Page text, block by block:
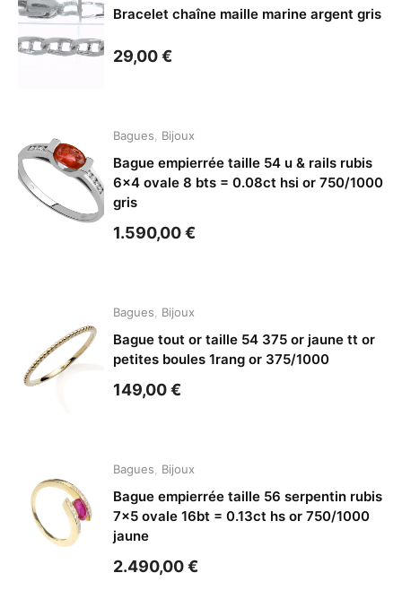
Bracelet chaîne maille marine argent gris
29,00€
Bagues Bijoux
Bague empierrée taille 54 u & rails rubis
6×4 ovale 8 bts = 0.08ct hsi or 750/1000
gris
1.590,00€
Bagues Bijoux
Bague tout or taille 54 375 or jaune tt or
petites boules 1rang or 375/1000
149,00€
Bagues Bijoux
Bague empierrée taille 56 serpentin rubis
7×5 ovale 16bt = 0.13ct hs or 750/1000
jaune
2.490,00€